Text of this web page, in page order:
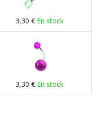
3,30 € En stock
3,30 € En stock